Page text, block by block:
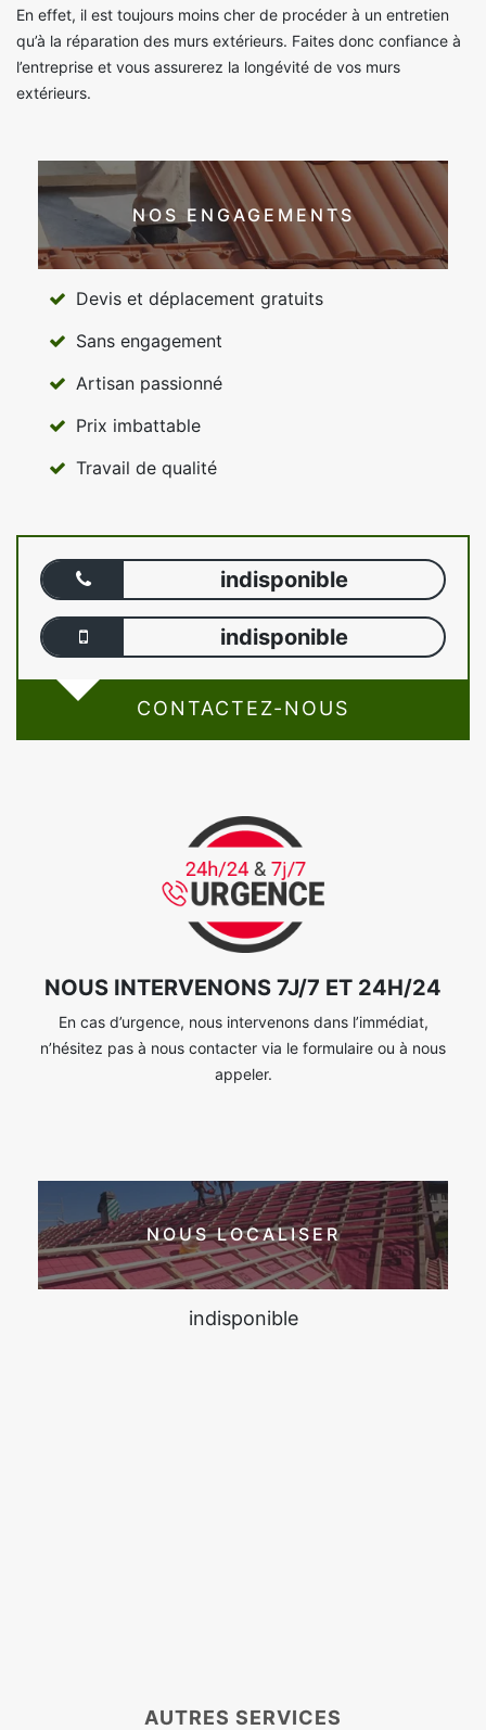
En effet, il est toujours moins cher de procéder à un entretien
qu’à la réparation des murs extérieurs. Faites donc confiance à
l’entreprise et vous assurerez la longévité de vos murs
extérieurs.
NOS ENGAGEMENTS
Devis et déplacement gratuits
Sans engagement
Artisan passionné
Prix imbattable
Travail de qualité
indisponible
indisponible
CONTACTEZ-NOUS
NOUS INTERVENONS 7J/7 ET 24H/24
En cas d’urgence, nous intervenons dans l’immédiat,
n’hésitez pas à nous contacter via le formulaire ou à nous
appeler.
NOUS LOCALISER
indisponible
AUTRES SERVICES